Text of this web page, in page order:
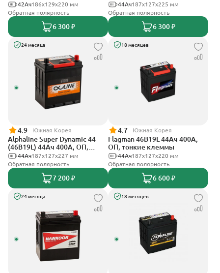
186х129х220 мм
42Ач
Обратная полярность
6 300 ₽
187x127x225 мм
44Ач
Обратная полярность
6 300 ₽
24 месяца
4.9 Южная Корея
Alphaline Super Dynamic 44
(46B19L) 44Ач 400А, ОП,
тонкие клеммы
187х127х227 мм
44Ач
Обратная полярность
7 200 ₽
18 месяцев
4.7 Южная Корея
Flagman 46B19L 44Ач 400А,
ОП, тонкие клеммы
187x127x220 мм
44Ач
Обратная полярность
6 600 ₽
24 месяца 18 месяцев